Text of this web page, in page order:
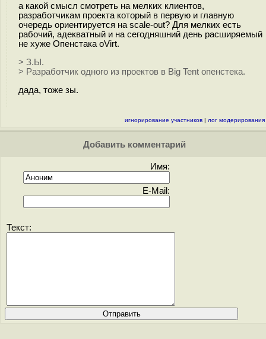
а какой смысл смотреть на мелких клиентов,
разработчикам проекта который в первую и главную
очередь ориентируется на scale-out? Для мелких есть
рабочий, адекватный и на сегодняшний день расширяемый
не хуже Опенстака оVirt.
> З.Ы.
> Разработчик одного из проектов в Big Tent опенстека.
дада, тоже зы.
игнорирование участников | лог модерирования
Добавить комментарий
Имя:
E-Mail:
Текст: